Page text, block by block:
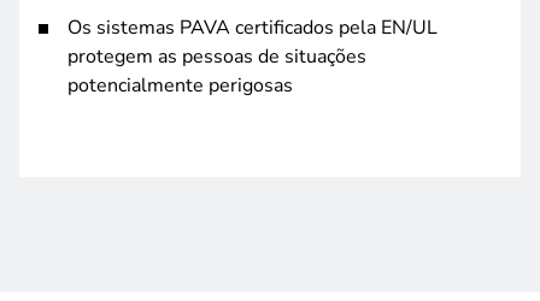
Os sistemas PAVA certificados pela EN/UL
protegem as pessoas de situações
potencialmente perigosas